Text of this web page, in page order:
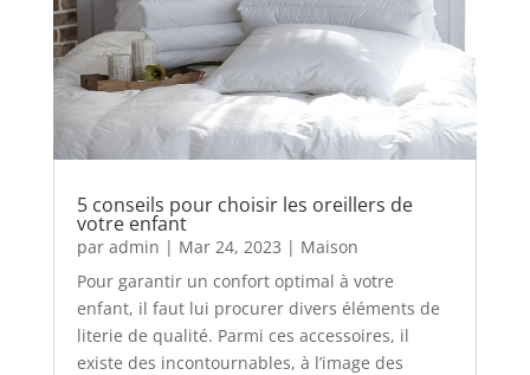
5 conseils pour choisir les oreillers de
votre enfant
par admin | Mar 24, 2023 | Maison
Pour garantir un confort optimal à votre
enfant, il faut lui procurer divers éléments de
literie de qualité. Parmi ces accessoires, il
existe des incontournables, à l’image des